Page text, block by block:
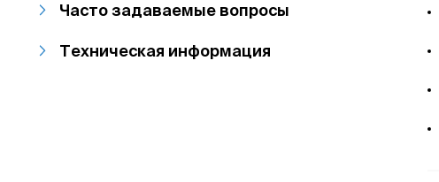
Часто задаваемые вопросы
Техническая информация